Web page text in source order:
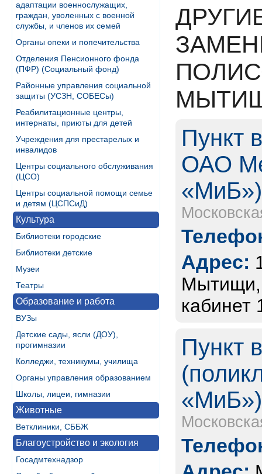
адаптации военнослужащих,
граждан, уволенных с военной
службы, и членов их семей
Органы опеки и попечительства
Отделения Пенсионного фонда
(ПФР) (Социальный фонд)
Районные управления социальной
защиты (УСЗН, СОБЕСы)
Реабилитационные центры,
интернаты, приюты для детей
Учреждения для престарелых и
инвалидов
Центры социального обслуживания
(ЦСО)
Центры социальной помощи семье
и детям (ЦСПСиД)
Культура
Библиотеки городские
Библиотеки детские
Музеи
Театры
Образование и работа
ВУЗы
Детские сады, ясли (ДОУ),
прогимназии
Колледжи, техникумы, училища
Органы управления образованием
Школы, лицеи, гимназии
Животные
Ветклиники, СББЖ
Благоустройство и экология
Госадмтехнадзор
Пункт
ОАО
Адрес:
Мытищи,
кабинет
Пункт